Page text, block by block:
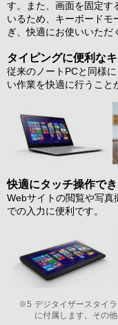
す。また、画面を固定す
いるため、キーボードモ
ぎ、快適にお使いいただ
タイピングに便利な
従来のノートPCと同様
い作業を快適に行うこと
快適にタッチ操作で
Webサイトの閲覧や写真
での入力に便利です。
※5 デジタイザースタイ
に付属します。その